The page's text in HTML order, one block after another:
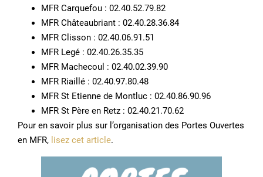
MFR Carquefou : 02.40.52.79.82
MFR Châteaubriant : 02.40.28.36.84
MFR Clisson : 02.40.06.91.51
MFR Legé : 02.40.26.35.35
MFR Machecoul : 02.40.02.39.90
MFR Riaillé : 02.40.97.80.48
MFR St Etienne de Montluc : 02.40.86.90.96
MFR St Père en Retz : 02.40.21.70.62
Pour en savoir plus sur l’organisation des Portes Ouvertes
en MFR, lisez cet article.